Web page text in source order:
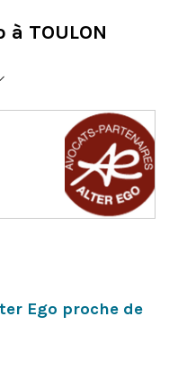
TOULON
Ego proche de